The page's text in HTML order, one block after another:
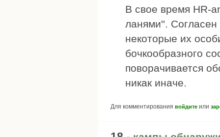
В свое время HR-
ланями''. Согласен
некоторые их
бочкообразного
поворачивается
никак иначе.
Для комментирования войдите или